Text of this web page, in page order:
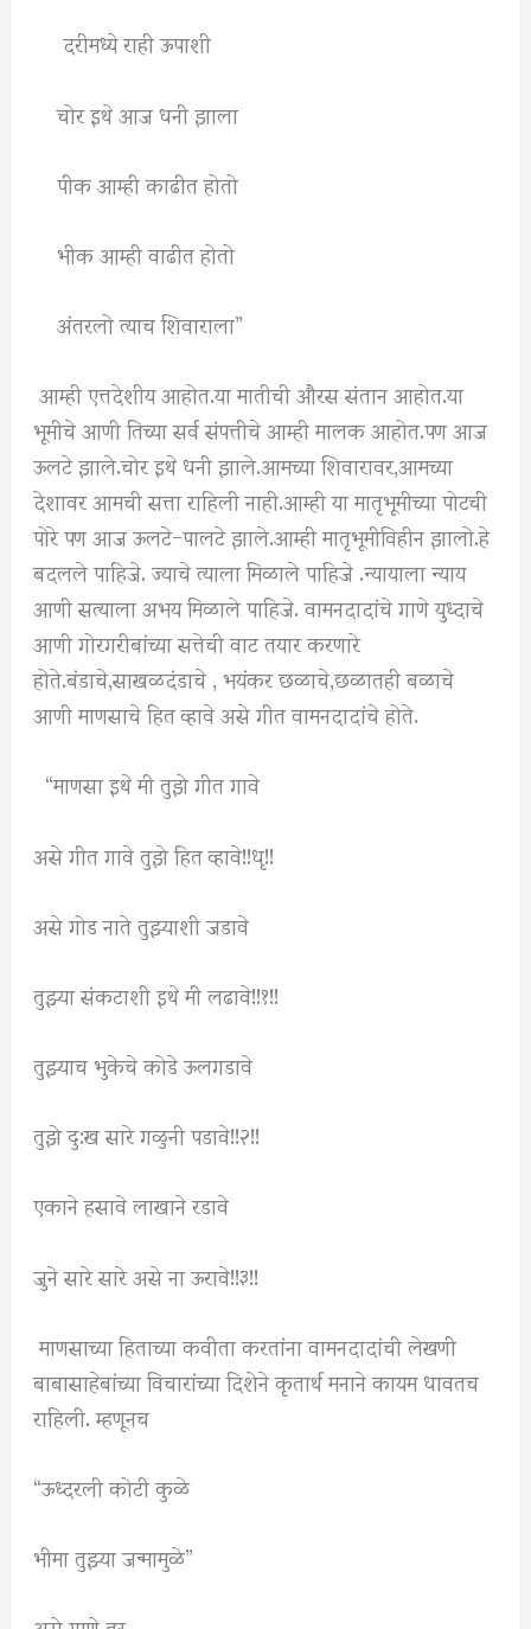
दरीमध्ये राही ऊपाशी
चोर इथे आज धनी झाला
पीक आम्ही काढीत होतो
भीक आम्ही वाढीत होतो
अंतरलो त्याच शिवाराला”
आम्ही एत्तदेशीय आहोत.या मातीची औरस संतान आहोत.या
भूमीचे आणी तिच्या सर्व संपत्तीचे आम्ही मालक आहोत.पण आज
ऊलटे झाले.चोर इथे धनी झाले.आमच्या शिवारावर,आमच्या
देशावर आमची सत्ता राहिली नाही.आम्ही या मातृभूमीच्या पोटची
पोरे पण आज ऊलटे-पालटे झाले.आम्ही मातृभूमीविहीन झालो.हे
बदलले पाहिजे. ज्याचे त्याला मिळाले पाहिजे .न्यायाला न्याय
आणी सत्याला अभय मिळाले पाहिजे. वामनदादांचे गाणे युध्दाचे
आणी गोरगरीबांच्या सत्तेची वाट तयार करणारे
होते.बंडाचे,साखळदंडाचे , भयंकर छळाचे,छळातही बळाचे
आणी माणसाचे हित व्हावे असे गीत वामनदादांचे होते.
“माणसा इथे मी तुझे गीत गावे
असे गीत गावे तुझे हित व्हावे!!धृ!!
असे गोड नाते तुझ्याशी जडावे
तुझ्या संकटाशी इथे मी लढावे!!१!!
तुझ्याच भुकेचे कोडे ऊलगडावे
तुझे दु:ख सारे गळुनी पडावे!!२!!
एकाने हसावे लाखाने रडावे
जुने सारे सारे असे ना ऊरावे!!३!!
माणसाच्या हिताच्या कवीता करतांना वामनदादांची लेखणी
बाबासाहेबांच्या विचारांच्या दिशेने कृतार्थ मनाने कायम धावतच
राहिली. म्हणूनच
“ऊध्दरली कोटी कुळे
भीमा तुझ्या जन्मामुळे”